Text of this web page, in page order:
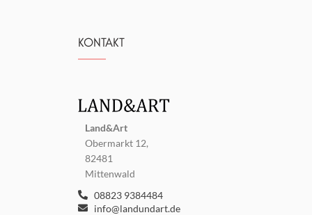
KONTAKT
Land&Art
Obermarkt 12,
82481
Mittenwald
08823 9384484
info@landundart.de